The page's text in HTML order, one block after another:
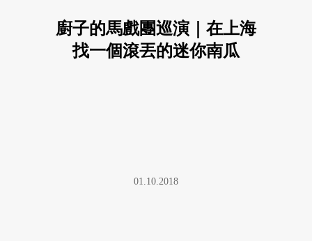
廚子的馬戲團巡演｜在上海
找一個滾丟的迷你南瓜
01.10.2018